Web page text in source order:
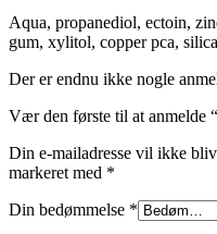
Aqua, propanediol, ectoin,
gum, xylitol, copper pca,
Der er endnu ikke nogle
Vær den første til at anmelde
Din e-mailadresse vil ikke
markeret med *
Din bedømmelse *